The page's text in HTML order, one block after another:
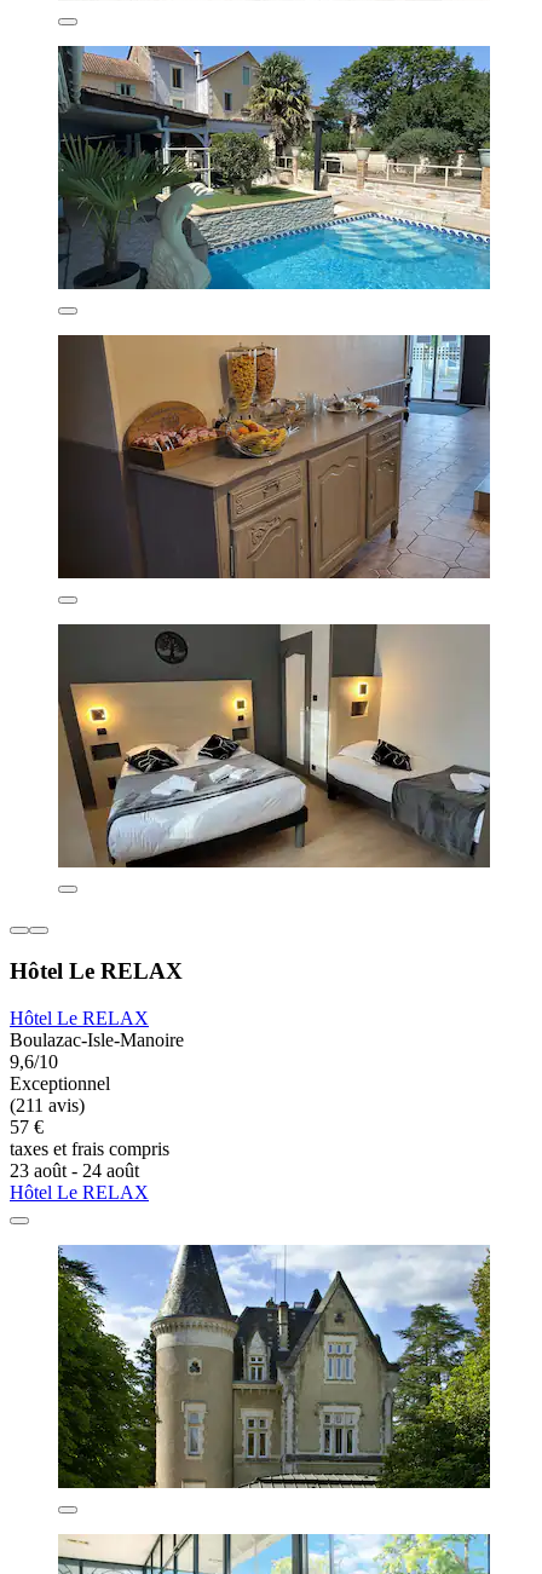
Hôtel Le RELAX
Hôtel Le RELAX
Boulazac-Isle-Manoire
9,6/10
Exceptionnel
(211 avis)
57 €
taxes et frais compris
23 août - 24 août
Hôtel Le RELAX